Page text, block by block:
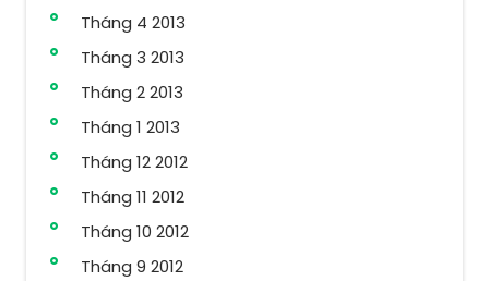
Tháng 4 2013
Tháng 3 2013
Tháng 2 2013
Tháng 1 2013
Tháng 12 2012
Tháng 11 2012
Tháng 10 2012
Tháng 9 2012